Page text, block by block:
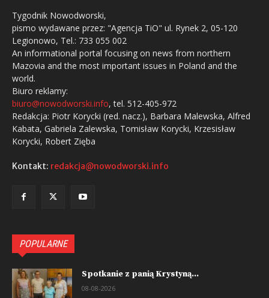
Tygodnik Nowodworski,
pismo wydawane przez: "Agencja TiO" ul. Rynek 2, 05-120
Legionowo, Tel.: 733 055 002
An informational portal focusing on news from northern
Mazovia and the most important issues in Poland and the
world.
Biuro reklamy:
biuro@nowodworski.info, tel. 512-405-972
Redakcja: Piotr Korycki (red. nacz.), Barbara Malewska, Alfred
Kabata, Gabriela Zalewska, Tomisław Korycki, Krzesisław
Korycki, Robert Zięba
Kontakt: redakcja@nowodworski.info
POPULARNE
Spotkanie z panią Krystyną...
08-08-2026